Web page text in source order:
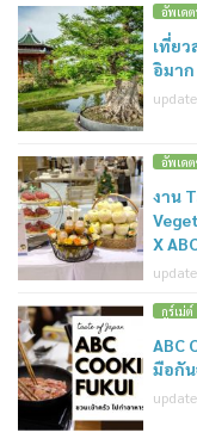
อัพเด
เที่ย
อิมาก
อัพเด
งาน
X
กูร์เม่ต์
ABC
มือกั